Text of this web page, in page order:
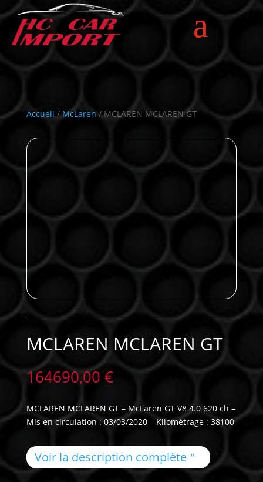
Accueil /McLaren / MCLAREN MCLAREN GT
MCLAREN MCLAREN GT
164690,00 €
MCLAREN MCLAREN GT – McLaren GT V8 4.0 620 ch –
Mis en circulation : 03/03/2020 – Kilométrage : 38100
Voir la description complète